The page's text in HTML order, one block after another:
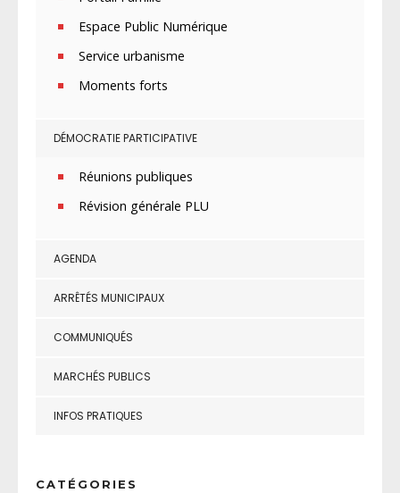
Espace Public Numérique
Service urbanisme
Moments forts
DÉMOCRATIE PARTICIPATIVE
Réunions publiques
Révision générale PLU
AGENDA
ARRÊTÉS MUNICIPAUX
COMMUNIQUÉS
MARCHÉS PUBLICS
INFOS PRATIQUES
CATÉGORIES